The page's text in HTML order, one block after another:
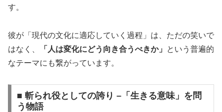
す。
彼が「現代の文化に適応していく過程」は、ただの笑いで
はなく、
「人は変化にどう向き合うべきか」
という普遍的
なテーマにも繋がっています。
■ 斬られ役としての誇り –「生きる意味」を問
う物語